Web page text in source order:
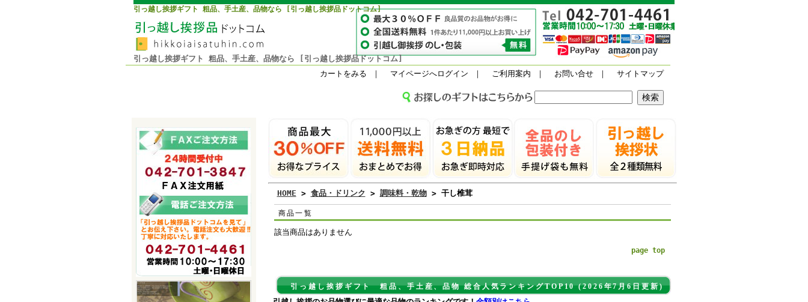
引っ越し挨拶ギフト 粗品、手土産、品物なら [引っ越し挨拶品ドットコム]
引っ越し挨拶ギフト 粗品、手土産、品物なら [引っ越し挨拶品ドットコム]
カートをみる ｜ マイページへログイン ｜ ご利用案内 ｜ お問い合せ ｜ サイトマップ
HOME > 食品・ドリンク > 調味料・乾物> 干し椎茸
商品一覧
該当商品はありません
page top